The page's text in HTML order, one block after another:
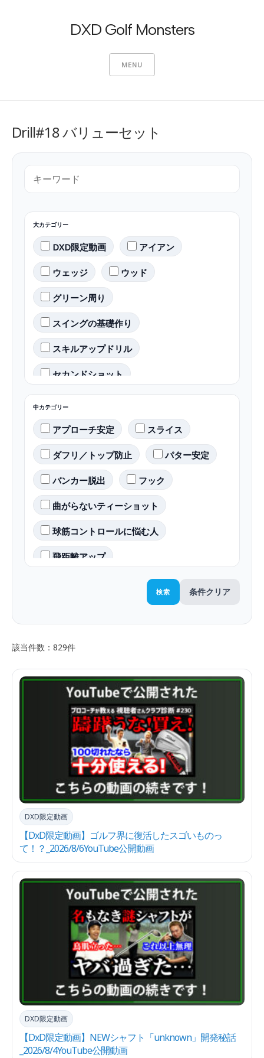
DXD Golf Monsters
MENU
Drill#18 バリューセット
大カテゴリー
DXD限定動画 アイアン
ウェッジ ウッド
グリーン周り
スイングの基礎作り
スキルアップドリル
セカンドショット
パター バンカー
ライブ配信(質問回答会)
ラウンド戦略 ラフ対応
傾斜地対応 初心者向け
練習ドリル
中カテゴリー
アプローチ安定 スライス
ダフリ／トップ防止 パター安定
バンカー脱出 フック
曲がらないティーショット
球筋コントロールに悩む人
飛距離アップ
検索 条件クリア
該当件数：829件
【DxD限定動画】ゴルフ界に復活したスゴいものっ
て！？_2026/8/6YouTube公開動画
DXD限定動画
【DxD限定動画】NEWシャフト「unknown」開発秘話
_2026/8/4YouTube公開動画
DXD限定動画